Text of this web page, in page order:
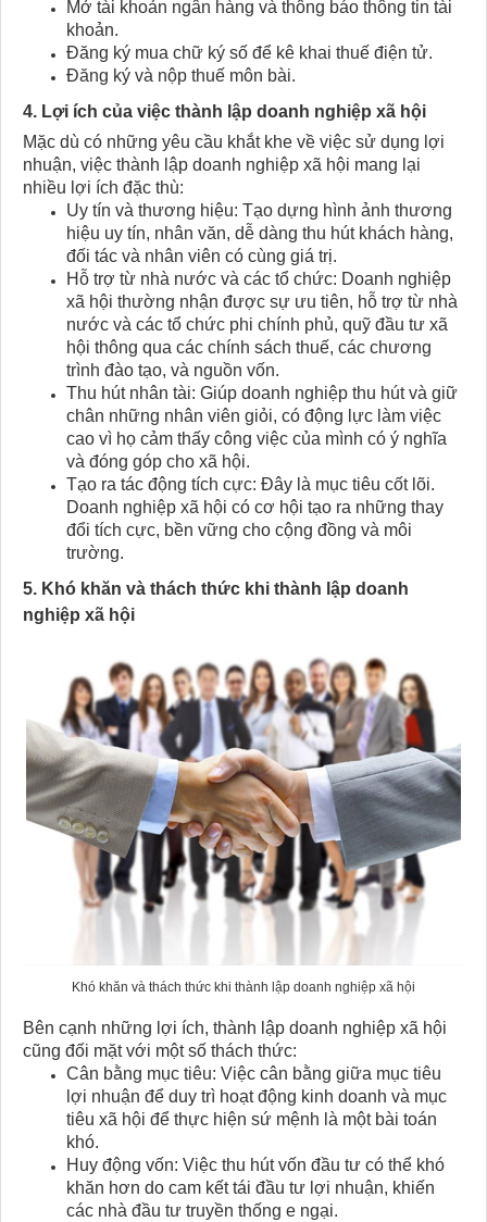
Mở tài khoản ngân hàng và thông báo thông tin tài
khoản.
Đăng ký mua chữ ký số để kê khai thuế điện tử.
Đăng ký và nộp thuế môn bài.
4. Lợi ích của việc thành lập doanh nghiệp xã hội​
Mặc dù có những yêu cầu khắt khe về việc sử dụng lợi
nhuận, việc thành lập doanh nghiệp xã hội mang lại
nhiều lợi ích đặc thù:
Uy tín và thương hiệu: Tạo dựng hình ảnh thương
hiệu uy tín, nhân văn, dễ dàng thu hút khách hàng,
đối tác và nhân viên có cùng giá trị.
Hỗ trợ từ nhà nước và các tổ chức: Doanh nghiệp
xã hội thường nhận được sự ưu tiên, hỗ trợ từ nhà
nước và các tổ chức phi chính phủ, quỹ đầu tư xã
hội thông qua các chính sách thuế, các chương
trình đào tạo, và nguồn vốn.
Thu hút nhân tài: Giúp doanh nghiệp thu hút và giữ
chân những nhân viên giỏi, có động lực làm việc
cao vì họ cảm thấy công việc của mình có ý nghĩa
và đóng góp cho xã hội.
Tạo ra tác động tích cực: Đây là mục tiêu cốt lõi.
Doanh nghiệp xã hội có cơ hội tạo ra những thay
đổi tích cực, bền vững cho cộng đồng và môi
trường.
5. Khó khăn và thách thức khi thành lập doanh
nghiệp xã hội
Khó khăn và thách thức khi thành lập doanh nghiệp xã hội
Bên cạnh những lợi ích, thành lập doanh nghiệp xã hội
cũng đối mặt với một số thách thức:
Cân bằng mục tiêu: Việc cân bằng giữa mục tiêu
lợi nhuận để duy trì hoạt động kinh doanh và mục
tiêu xã hội để thực hiện sứ mệnh là một bài toán
khó.
Huy động vốn: Việc thu hút vốn đầu tư có thể khó
khăn hơn do cam kết tái đầu tư lợi nhuận, khiến
các nhà đầu tư truyền thống e ngại.